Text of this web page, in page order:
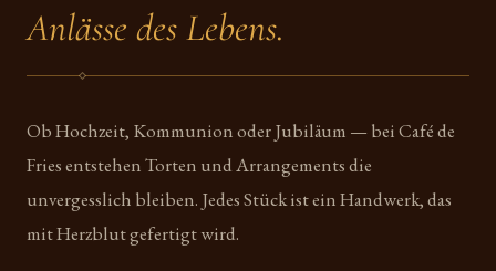
Anlässe des Lebens.
Ob Hochzeit, Kommunion oder Jubiläum — bei Café de
Fries entstehen Torten und Arrangements die
unvergesslich bleiben. Jedes Stück ist ein Handwerk, das
mit Herzblut gefertigt wird.